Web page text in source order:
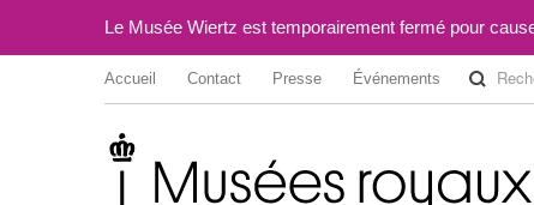
Le Musée Wiertz est temporairement fermé pour
Accueil Contact Presse Événements